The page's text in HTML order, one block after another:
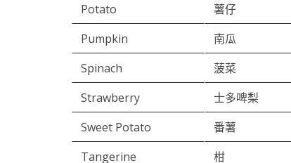
Potato
薯仔
Pumpkin
南瓜
Spinach
菠菜
Strawberry
士多啤梨
Sweet Potato
番薯
Tangerine
柑